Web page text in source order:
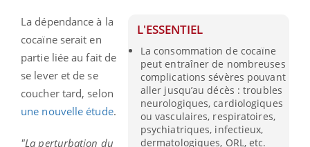
L'ESSENTIEL
La consommation de cocaïne
peut entraîner de nombreuses
complications sévères pouvant
aller jusqu’au décès : troubles
neurologiques, cardiologiques
ou vasculaires, respiratoires,
psychiatriques, infectieux,
dermatologiques, ORL, etc.
La dépendance à la
cocaïne serait en
partie liée au fait de
se lever et de se
coucher tard, selon
une nouvelle étude.
"La perturbation du